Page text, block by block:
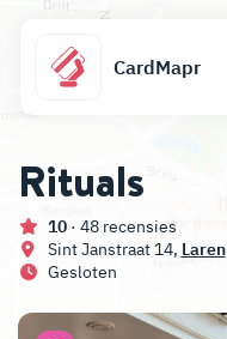
CardMapr
Rituals
10 · 48 recensies
Sint Janstraat 14, Laren
Gesloten